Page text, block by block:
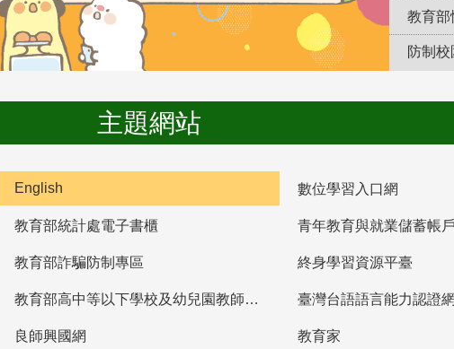
教育部
主題網站
English 數位學習入口網
教育部統計處電子書櫃 青年教育與就業儲蓄帳戶
教育部詐騙防制專區 終身學習資源平臺
教育部高中等以下學校及幼兒園教師資格檢定考試 臺灣台語語言能力認證
良師興國網
教育家